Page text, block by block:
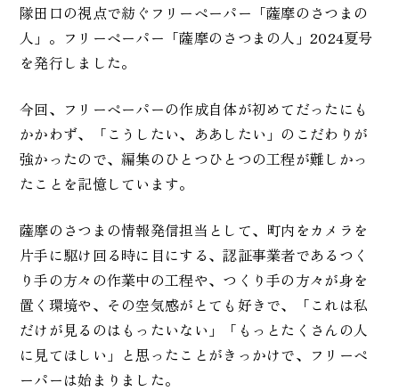
隊田口の視点で紡ぐフリーペーパー「薩摩のさつまの
人」。フリーペーパー「薩摩のさつまの人」2024夏号
を発行しました。
今回、フリーペーパーの作成自体が初めてだったにも
かかわず、「こうしたい、ああしたい」のこだわりが
強かったので、編集のひとつひとつの工程が難しかっ
たことを記憶しています。
薩摩のさつまの情報発信担当として、町内をカメラを
片手に駆け回る時に目にする、認証事業者であるつく
り手の方々の作業中の工程や、つくり手の方々が身を
置く環境や、その空気感がとても好きで、「これは私
だけが見るのはもったいない」「もっとたくさんの人
に見てほしい」と思ったことがきっかけで、フリーペ
ーパーは始まりました。